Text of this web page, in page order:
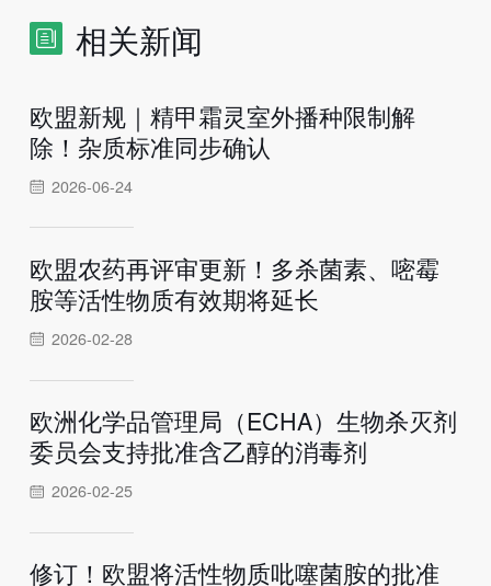
相关新闻
欧盟新规｜精甲霜灵室外播种限制解
除！杂质标准同步确认
2026-06-24
欧盟农药再评审更新！多杀菌素、嘧霉
胺等活性物质有效期将延长
2026-02-28
欧洲化学品管理局（ECHA）生物杀灭剂
委员会支持批准含乙醇的消毒剂
2026-02-25
修订！欧盟将活性物质吡噻菌胺的批准